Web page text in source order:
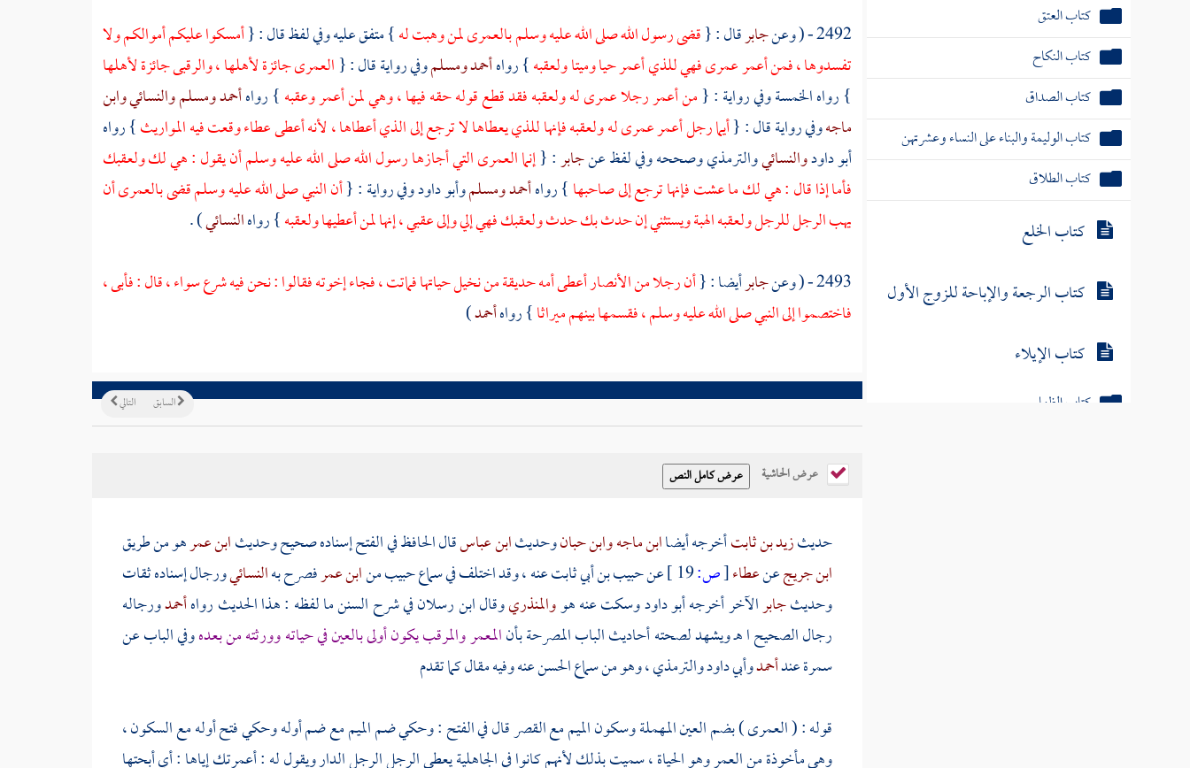
كتاب العتق
كتاب النكاح
كتاب الصداق
كتاب الوليمة والبناء على النساء وعشرتهن
كتاب الطلاق
كتاب الخلع
كتاب الرجعة والإباحة للزوج الأول
كتاب الإيلاء
كتاب الظهار
2492 - ( وعن
جابرقال : {قضى رسول الله صلى الله عليه وسلم بالعمرى لمن وهبت له} متفق عليه وفي لفظ قال : {أمسكوا عليكم أموالكم ولا
تفسدوها ، فمن أعمر عمرى فهي للذي أعمر حيا وميتا ولعقبه} رواهأحمدومسلموفي رواية قال : {العمرى جائزة لأهلها ، والرقبى جائزة لأهلها
} رواه الخمسة وفي رواية : {من أعمر رجلا عمرى له ولعقبه فقد قطع قوله حقه فيها ، وهي لمن أعمر وعقبه} رواهأحمدومسلموالنسائيوابن
ماجهوفي رواية قال : {أيما رجل أعمر عمرى له ولعقبه فإنها للذي يعطاها لا ترجع إلى الذي أعطاها ، لأنه أعطى عطاء وقعت فيه المواريث} رواه
أبو داودوالنسائيوالترمذيوصححه وفي لفظ عنجابر: {إنما العمرى التي أجازها رسول الله صلى الله عليه وسلم أن يقول : هي لك ولعقبك
فأما إذا قال : هي لك ما عشت فإنها ترجع إلى صاحبها} رواهأحمدومسلموأبو داودوفي رواية : {أن النبي صلى الله عليه وسلم قضى بالعمرى أن
يهب الرجل للرجل ولعقبه الهبة ويستثني إن حدث بك حدث ولعقبك فهي إلي وإلى عقبي ، إنها لمن أعطيها ولعقبه} رواهالنسائي) .
2493 - ( وعن
جابرأيضا : {أن رجلا منالأنصارأعطى أمه حديقة من نخيل حياتها فماتت ، فجاء إخوته فقالوا : نحن فيه شرع سواء ، قال : فأبى ،
فاختصموا إلى النبي صلى الله عليه وسلم ، فقسمها بينهم ميراثا} رواهأحمد)
التالي السابق
عرض الحاشية
حديثزيد بن ثابتأخرجه أيضاابن ماجهوابن حبانوحديثابن عباسقال الحافظ في الفتح إسناده صحيح وحديثابن عمرهو من طريق
ابن جريجعنعطاء[ص:19 ] عنحبيب بن أبي ثابتعنه ، وقد اختلف في سماعحبيبمنابن عمرفصرح بهالنسائيورجال إسناده ثقات
وحديثجابرالآخر أخرجهأبو داودوسكت عنه هووالمنذريوقالابن رسلانفي شرح السنن ما لفظه : هذا الحديث رواهأحمدورجاله
رجال الصحيح ا هـ ويشهد لصحته أحاديث الباب المصرحة بأنالمعمر والمرقب يكون أولى بالعين في حياته وورثته من بعدهوفي الباب عن
سمرةعندأحمدوأبي داودوالترمذي، وهو من سماعالحسنعنه وفيه مقال كما تقدم
قوله : ( العمرى ) بضم العين المهملة وسكون الميم مع القصر قال في الفتح : وحكي ضم الميم مع ضم أوله وحكي فتح أوله مع السكون ،
وهي مأخوذة من العمر وهو الحياة ، سميت بذلك لأنهم كانوا في الجاهلية يعطي الرجل الرجل الدار ويقول له : أعمرتك إياها : أي أبحتها